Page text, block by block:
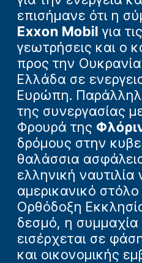
επισήμανε ότι η
Exxon Mobil για
γεωτρήσεις και ο
προς την
Ελλάδα σε
Ευρώπη.
της συνεργασίας
Φρουρά της
δρόμους στην
θαλάσσια
ελληνική ναυτιλία
αμερικανικό στόλο
Ορθόδοξη
δεσμό, η
εισέρχεται σε
και οικονομικής